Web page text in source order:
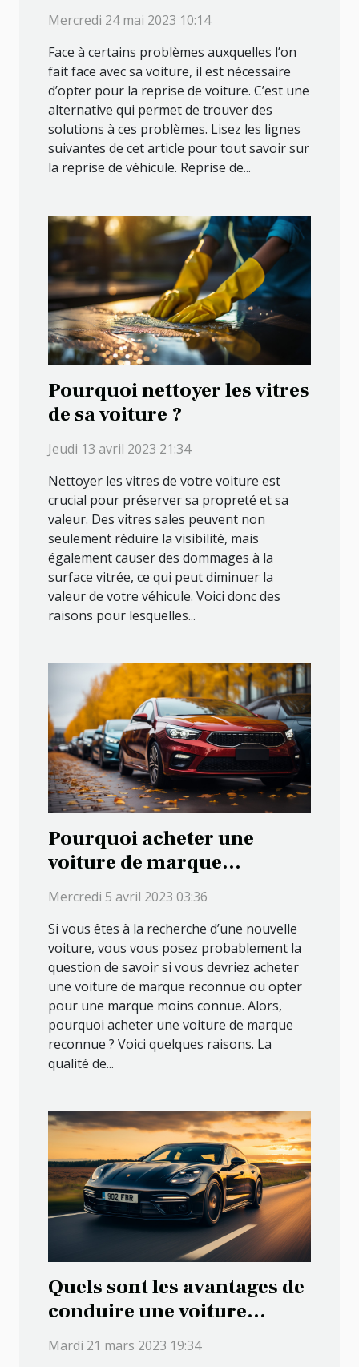
Mercredi 24 mai 2023 10:14
Face à certains problèmes auxquelles l’on
fait face avec sa voiture, il est nécessaire
d’opter pour la reprise de voiture. C’est une
alternative qui permet de trouver des
solutions à ces problèmes. Lisez les lignes
suivantes de cet article pour tout savoir sur
la reprise de véhicule. Reprise de...
Pourquoi nettoyer les vitres
de sa voiture ?
Jeudi 13 avril 2023 21:34
Nettoyer les vitres de votre voiture est
crucial pour préserver sa propreté et sa
valeur. Des vitres sales peuvent non
seulement réduire la visibilité, mais
également causer des dommages à la
surface vitrée, ce qui peut diminuer la
valeur de votre véhicule. Voici donc des
raisons pour lesquelles...
Pourquoi acheter une
voiture de marque
reconnue cette année ?
Mercredi 5 avril 2023 03:36
Si vous êtes à la recherche d’une nouvelle
voiture, vous vous posez probablement la
question de savoir si vous devriez acheter
une voiture de marque reconnue ou opter
pour une marque moins connue. Alors,
pourquoi acheter une voiture de marque
reconnue ? Voici quelques raisons. La
qualité de...
Quels sont les avantages de
conduire une voiture
électrique ?
Mardi 21 mars 2023 19:34